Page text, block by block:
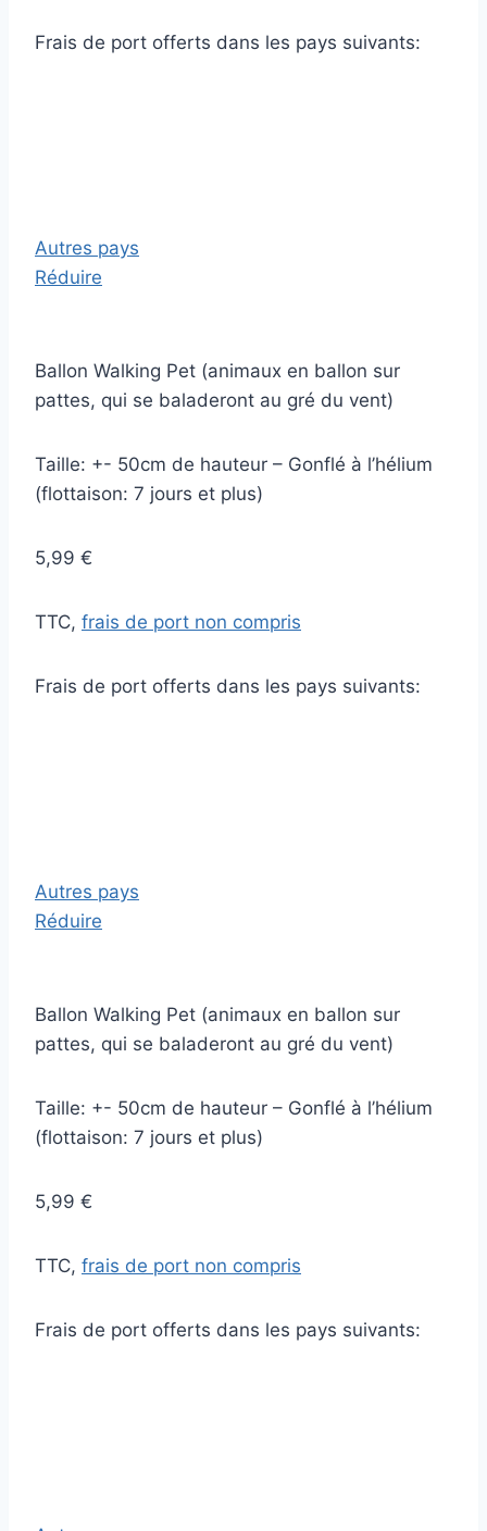
Frais de port offerts dans les pays suivants:
Autres pays
Réduire
Ballon Walking Pet (animaux en ballon sur
pattes, qui se baladeront au gré du vent)
Taille: +- 50cm de hauteur – Gonflé à l’hélium
(flottaison: 7 jours et plus)
5,99 €
TTC, frais de port non compris
Frais de port offerts dans les pays suivants:
Autres pays
Réduire
Ballon Walking Pet (animaux en ballon sur
pattes, qui se baladeront au gré du vent)
Taille: +- 50cm de hauteur – Gonflé à l’hélium
(flottaison: 7 jours et plus)
5,99 €
TTC, frais de port non compris
Frais de port offerts dans les pays suivants: